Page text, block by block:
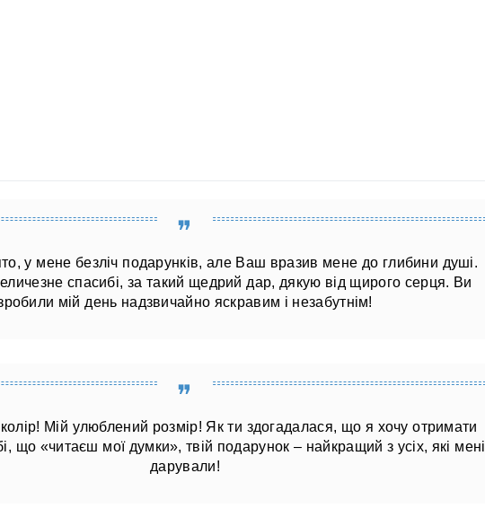
у мене безліч подарунків, але Ваш вразив мене до глибини душі.
спасибі, за такий щедрий дар, дякую від щирого серця. Ви
мій день надзвичайно яскравим і незабутнім!
Мій улюблений розмір! Як ти здогадалася, що я хочу отримати
що «читаєш мої думки», твій подарунок – найкращий з усіх, які мені
дарували!